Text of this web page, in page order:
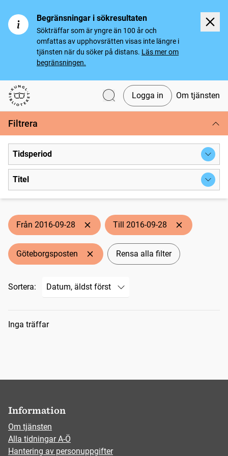
Begränsningar i sökresultaten
Sökträffar som är yngre än 100 år och
omfattas av upphovsrätten visas inte längre i
tjänsten när du söker på distans. Läs mer om
begränsningen.
Svenska tidningar
Logga in Om tjänsten
Filtrera
Tidsperiod
Titel
Från 2016-09-28 Till 2016-09-28
Göteborgsposten Rensa alla filter
Sortera:
Sökresultat
Inga träffar
Information
Om tjänsten
Alla tidningar A-Ö
Hantering av personuppgifter